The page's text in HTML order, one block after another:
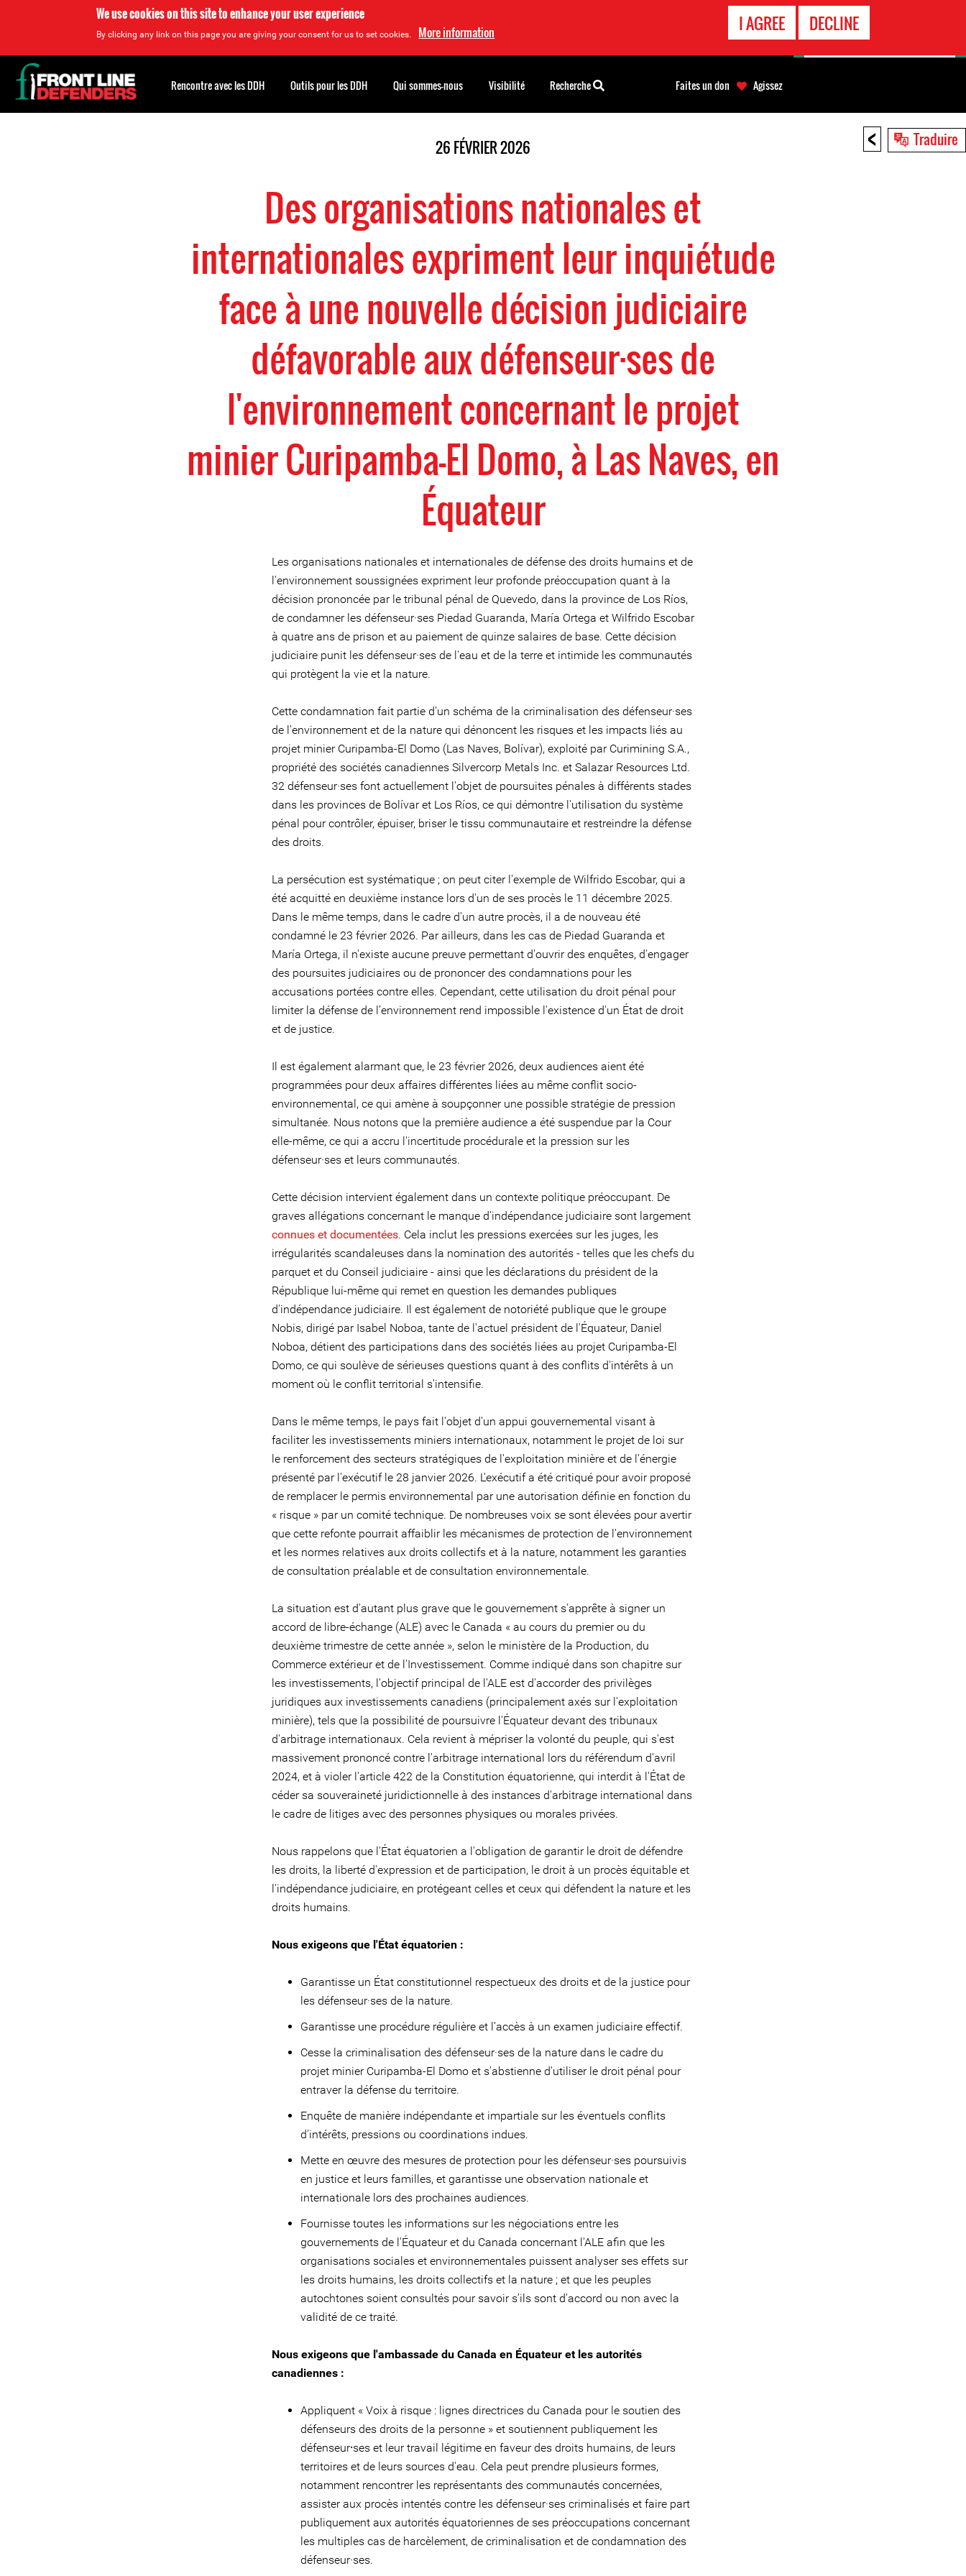
We use cookies on this site to enhance your user experience
By clicking any link on this page you are giving your consent for us to set cookies. More information I AGREE DECLINE
< Traduire
26 FÉVRIER 2026
Des organisations nationales et
internationales expriment leur inquiétude
face à une nouvelle décision judiciaire
défavorable aux défenseur·ses de
l'environnement concernant le projet
minier Curipamba-El Domo, à Las Naves, en
Équateur
Les organisations nationales et internationales de défense des droits humains et de
l'environnement soussignées expriment leur profonde préoccupation quant à la
décision prononcée par le tribunal pénal de Quevedo, dans la province de Los Ríos,
de condamner les défenseur·ses Piedad Guaranda, María Ortega et Wilfrido Escobar
à quatre ans de prison et au paiement de quinze salaires de base. Cette décision
judiciaire punit les défenseur·ses de l'eau et de la terre et intimide les communautés
qui protègent la vie et la nature.
Cette condamnation fait partie d’un schéma de la criminalisation des défenseur·ses
de l'environnement et de la nature qui dénoncent les risques et les impacts liés au
projet minier Curipamba-El Domo (Las Naves, Bolívar), exploité par Curimining S.A.,
propriété des sociétés canadiennes Silvercorp Metals Inc. et Salazar Resources Ltd.
32 défenseur·ses font actuellement l'objet de poursuites pénales à différents stades
dans les provinces de Bolívar et Los Ríos, ce qui démontre l'utilisation du système
pénal pour contrôler, épuiser, briser le tissu communautaire et restreindre la défense
des droits.
La persécution est systématique ; on peut citer l'exemple de Wilfrido Escobar, qui a
été acquitté en deuxième instance lors d'un de ses procès le 11 décembre 2025.
Dans le même temps, dans le cadre d'un autre procès, il a de nouveau été
condamné le 23 février 2026. Par ailleurs, dans les cas de Piedad Guaranda et
María Ortega, il n'existe aucune preuve permettant d'ouvrir des enquêtes, d'engager
des poursuites judiciaires ou de prononcer des condamnations pour les
accusations portées contre elles. Cependant, cette utilisation du droit pénal pour
limiter la défense de l’environnement rend impossible l'existence d'un État de droit
et de justice.
Il est également alarmant que, le 23 février 2026, deux audiences aient été
programmées pour deux affaires différentes liées au même conflit socio-
environnemental, ce qui amène à soupçonner une possible stratégie de pression
simultanée. Nous notons que la première audience a été suspendue par la Cour
elle-même, ce qui a accru l'incertitude procédurale et la pression sur les
défenseur·ses et leurs communautés.
Cette décision intervient également dans un contexte politique préoccupant. De
graves allégations concernant le manque d'indépendance judiciaire sont largement
connues et documentées. Cela inclut les pressions exercées sur les juges, les
irrégularités scandaleuses dans la nomination des autorités - telles que les chefs du
parquet et du Conseil judiciaire - ainsi que les déclarations du président de la
République lui-même qui remet en question les demandes publiques
d'indépendance judiciaire. Il est également de notoriété publique que le groupe
Nobis, dirigé par Isabel Noboa, tante de l'actuel président de l'Équateur, Daniel
Noboa, détient des participations dans des sociétés liées au projet Curipamba-El
Domo, ce qui soulève de sérieuses questions quant à des conflits d'intérêts à un
moment où le conflit territorial s'intensifie.
Dans le même temps, le pays fait l'objet d'un appui gouvernemental visant à
faciliter les investissements miniers internationaux, notamment le projet de loi sur
le renforcement des secteurs stratégiques de l'exploitation minière et de l'énergie
présenté par l'exécutif le 28 janvier 2026. L'exécutif a été critiqué pour avoir proposé
de remplacer le permis environnemental par une autorisation définie en fonction du
« risque » par un comité technique. De nombreuses voix se sont élevées pour avertir
que cette refonte pourrait affaiblir les mécanismes de protection de l'environnement
et les normes relatives aux droits collectifs et à la nature, notamment les garanties
de consultation préalable et de consultation environnementale.
La situation est d'autant plus grave que le gouvernement s'apprête à signer un
accord de libre-échange (ALE) avec le Canada « au cours du premier ou du
deuxième trimestre de cette année », selon le ministère de la Production, du
Commerce extérieur et de l'Investissement. Comme indiqué dans son chapitre sur
les investissements, l'objectif principal de l'ALE est d'accorder des privilèges
juridiques aux investissements canadiens (principalement axés sur l'exploitation
minière), tels que la possibilité de poursuivre l'Équateur devant des tribunaux
d'arbitrage internationaux. Cela revient à mépriser la volonté du peuple, qui s'est
massivement prononcé contre l'arbitrage international lors du référendum d'avril
2024, et à violer l'article 422 de la Constitution équatorienne, qui interdit à l'État de
céder sa souveraineté juridictionnelle à des instances d'arbitrage international dans
le cadre de litiges avec des personnes physiques ou morales privées.
Nous rappelons que l'État équatorien a l'obligation de garantir le droit de défendre
les droits, la liberté d'expression et de participation, le droit à un procès équitable et
l'indépendance judiciaire, en protégeant celles et ceux qui défendent la nature et les
droits humains.
Nous exigeons que l'État équatorien :
Garantisse un État constitutionnel respectueux des droits et de la justice pour
les défenseur·ses de la nature.
Garantisse une procédure régulière et l’accès à un examen judiciaire effectif.
Cesse la criminalisation des défenseur·ses de la nature dans le cadre du
projet minier Curipamba-El Domo et s'abstienne d'utiliser le droit pénal pour
entraver la défense du territoire.
Enquête de manière indépendante et impartiale sur les éventuels conflits
d'intérêts, pressions ou coordinations indues.
Mette en œuvre des mesures de protection pour les défenseur·ses poursuivis
en justice et leurs familles, et garantisse une observation nationale et
internationale lors des prochaines audiences.
Fournisse toutes les informations sur les négociations entre les
gouvernements de l'Équateur et du Canada concernant l'ALE afin que les
organisations sociales et environnementales puissent analyser ses effets sur
les droits humains, les droits collectifs et la nature ; et que les peuples
autochtones soient consultés pour savoir s’ils sont d'accord ou non avec la
validité de ce traité.
Nous exigeons que l'ambassade du Canada en Équateur et les autorités
canadiennes :
Appliquent « Voix à risque : lignes directrices du Canada pour le soutien des
défenseurs des droits de la personne » et soutiennent publiquement les
défenseur⸱ses et leur travail légitime en faveur des droits humains, de leurs
territoires et de leurs sources d'eau. Cela peut prendre plusieurs formes,
notamment rencontrer les représentants des communautés concernées,
assister aux procès intentés contre les défenseur·ses criminalisés et faire part
publiquement aux autorités équatoriennes de ses préoccupations concernant
les multiples cas de harcèlement, de criminalisation et de condamnation des
défenseur·ses.
Back
to
top
Rencontre avec les DDH Outils pour les DDH Qui sommes-nous Visibilité Recherche Faites un don Agissez
D'URGENCE